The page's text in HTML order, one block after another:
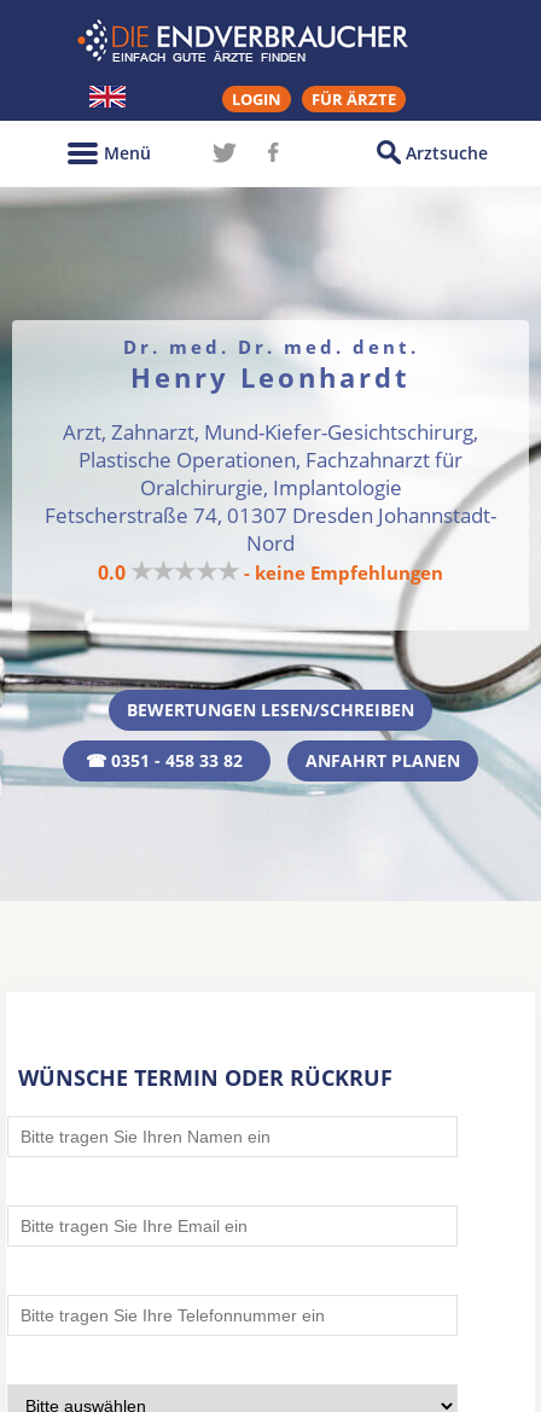
LOGIN FÜR ÄRZTE
Arztsuche
Menü
Dr. med. Dr. med. dent.
Henry Leonhardt
Arzt, Zahnarzt, Mund-Kiefer-Gesichtschirurg,
Plastische Operationen, Fachzahnarzt für
Oralchirurgie, Implantologie
Fetscherstraße 74, 01307 Dresden Johannstadt-
Nord
0.0 ★★★★★ - keine Empfehlungen
BEWERTUNGEN LESEN/SCHREIBEN
☎ 0351 - 458 33 82 ANFAHRT PLANEN
WÜNSCHE TERMIN ODER RÜCKRUF